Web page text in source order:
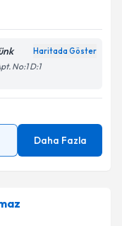
Haritada Göster
No:1 D:1
Daha Fazla